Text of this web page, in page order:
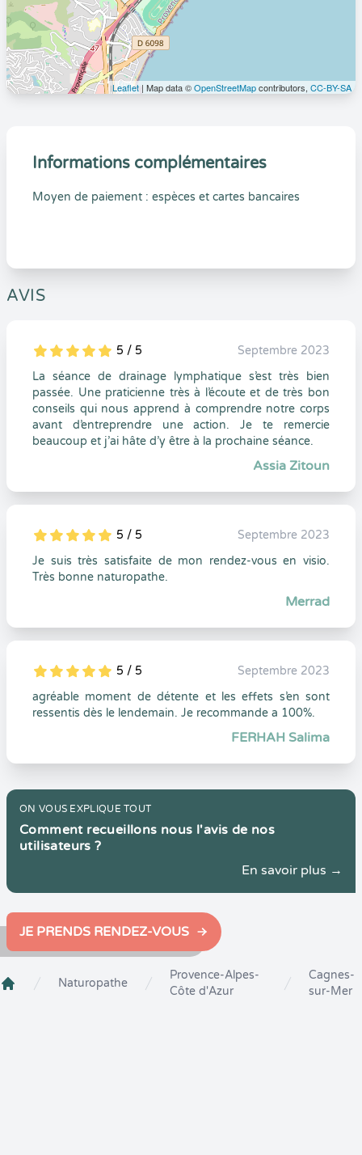
Leaflet| Map data ©OpenStreetMapcontributors, CC-BY-SA
Informations complémentaires
Moyen de paiement : espèces et cartes bancaires
AVIS
5
1
5
0 5 / 5
Septembre 2023
La séance de drainage lymphatique s’est très bien
passée. Une praticienne très à l’écoute et de très bon
conseils qui nous apprend à comprendre notre corps
avant d’entreprendre une action. Je te remercie
beaucoup et j’ai hâte d’y être à la prochaine séance.
Assia Zitoun
5
1
5
0 5 / 5
Septembre 2023
Je suis très satisfaite de mon rendez-vous en visio.
Très bonne naturopathe.
Merrad
5
1
5
0 5 / 5
Septembre 2023
agréable moment de détente et les effets s’en sont
ressentis dès le lendemain. Je recommande a 100%.
FERHAH Salima
ON VOUS EXPLIQUE TOUT
Comment recueillons nous l'avis de nos
utilisateurs ?
En savoir plus →
JE PRENDS RENDEZ-VOUS
Naturopathe
Provence-Alpes-
Côte d'Azur
Cagnes-
sur-Mer